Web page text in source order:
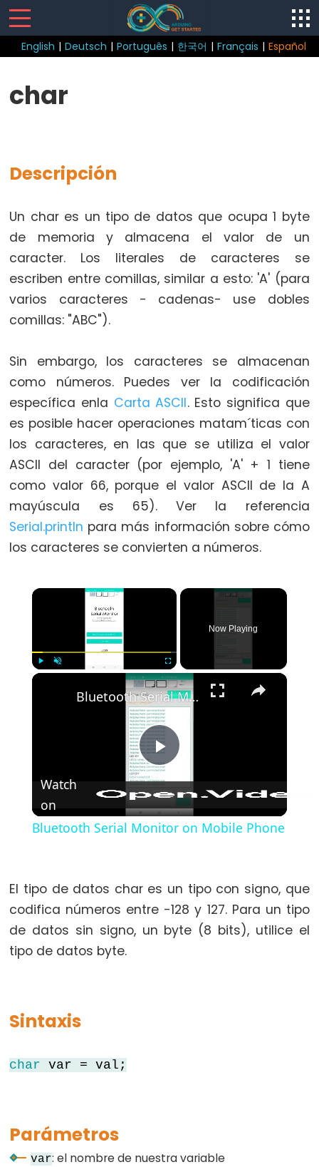
English | Deutsch | Português | 한국어 | Français | Español
Structure
do
if
else
for
goto
if
return
case
while
Further
Syntax
/*
*/
comment
curly
#include
array
bool
byte
float
long
String()
unsigned
char
Descripción
Un char es un tipo de datos que ocupa 1 byte
de memoria y almacena el valor de un
caracter. Los literales de caracteres se
escriben entre comillas, similar a esto: 'A' (para
varios caracteres - cadenas- use dobles
comillas: "ABC").
Sin embargo, los caracteres se almacenan
como números. Puedes ver la codificación
específica enla Carta ASCII. Esto significa que
es posible hacer operaciones matam´ticas con
los caracteres, en las que se utiliza el valor
ASCII del caracter (por ejemplo, 'A' + 1 tiene
como valor 66, porque el valor ASCII de la A
mayúscula es 65). Ver la referencia
Serial.println para más información sobre cómo
los caracteres se convierten a números.
×
Fullscreen
Now Playing
×
Play
Video
Bluetooth Serial Monitor on Mobile Phone
Watch
on
Bluetooth Serial Monitor on Mobile Phone
El tipo de datos char es un tipo con signo, que
codifica números entre -128 y 127. Para un tipo
de datos sin signo, un byte (8 bits), utilice el
tipo de datos byte.
Sintaxis
char var = val;
Parámetros
var: el nombre de nuestra variable